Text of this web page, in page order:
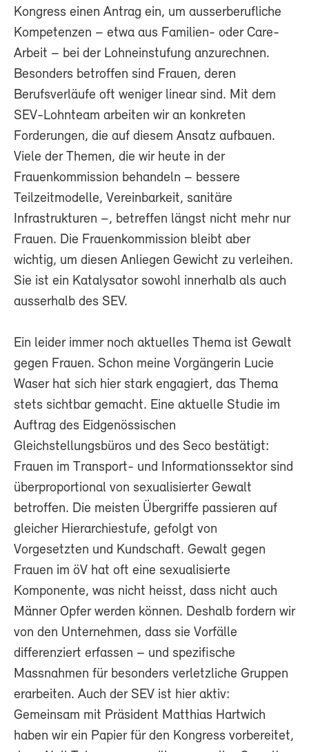
Kongress einen Antrag ein, um ausserberufliche
Kompetenzen – etwa aus Familien- oder Care-
Arbeit – bei der Lohneinstufung anzurechnen.
Besonders betroffen sind Frauen, deren
Berufsverläufe oft weniger linear sind. Mit dem
SEV-Lohnteam arbeiten wir an konkreten
Forderungen, die auf diesem Ansatz aufbauen.
Viele der Themen, die wir heute in der
Frauenkommission behandeln – bessere
Teilzeitmodelle, Vereinbarkeit, sanitäre
Infrastrukturen –, betreffen längst nicht mehr nur
Frauen. Die Frauenkommission bleibt aber
wichtig, um diesen Anliegen Gewicht zu verleihen.
Sie ist ein Katalysator sowohl innerhalb als auch
ausserhalb des SEV.
Ein leider immer noch aktuelles Thema ist Gewalt
gegen Frauen. Schon meine Vorgängerin Lucie
Waser hat sich hier stark engagiert, das Thema
stets sichtbar gemacht. Eine aktuelle Studie im
Auftrag des Eidgenössischen
Gleichstellungsbüros und des Seco bestätigt:
Frauen im Transport- und Informationssektor sind
überproportional von sexualisierter Gewalt
betroffen. Die meisten Übergriffe passieren auf
gleicher Hierarchiestufe, gefolgt von
Vorgesetzten und Kundschaft. Gewalt gegen
Frauen im öV hat oft eine sexualisierte
Komponente, was nicht heisst, dass nicht auch
Männer Opfer werden können. Deshalb fordern wir
von den Unternehmen, dass sie Vorfälle
differenziert erfassen – und spezifische
Massnahmen für besonders verletzliche Gruppen
erarbeiten. Auch der SEV ist hier aktiv:
Gemeinsam mit Präsident Matthias Hartwich
haben wir ein Papier für den Kongress vorbereitet,